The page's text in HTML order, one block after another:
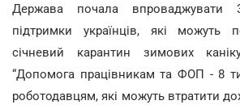
Держава почала впроваджувати
підтримки українців, які можуть
січневий карантин зимових
“Допомога працівникам та ФОП - 8
роботодавцям, які можуть втратити